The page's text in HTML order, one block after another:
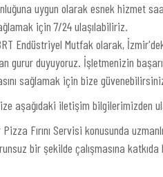
uygun olarak esnek hizmet
için 7/24 ulaşılabiliriz.
Endüstriyel Mutfak olarak,
gurur duyuyoruz. İşletmenizin
sağlamak için bize
aşağıdaki iletişim bilgilerimizden
Fırını Servisi konusunda
bir şekilde çalışmasına katkıda